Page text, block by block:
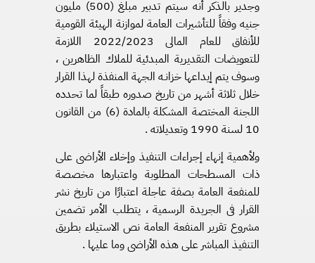
وجدير بالذكر أنه سيتم تدبير مبلغ (500) مليون
جنيه وفقاً للتأشيرات العامة لموازنة الهيئة القومية
للأنفاق للعام المالى 2022/2023 اللازمة
للتعويضات التقديرية المبدئية للملاك الظاهرين ،
وسوف يتم إيداعها خزانـه الجهة المنفذة لهذا القرار
خلال ثلاثة أشهر من تاريخ صدوره طبقاً لما تحدده
اللجنة المختصة المشكلة بالمادة (6) من القانون
10 لسنة 1990 وتعديلاته .
ولأهمية إنهاء إجراءات التنفيذ وإخلاء الأراضى على
ذات المسطحات المطلوبة واعتبارها مخصصة
للمنفعة العامة بصفة عاجلة اعتبارًا من تاريخ نشر
القرار فى الجريدة الرسمية ، يتطلب الأمر تضمين
مشروع تقرير المنفعة العامة نص الاستيلاء بطريق
التنفيذ المباشر على هذه الأراضى وما عليها .